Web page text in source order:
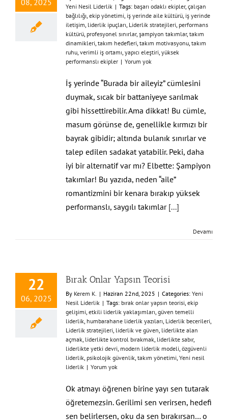
08, 2025
Yeni Nesil Liderlik | Tags: başarı odaklı ekipler, çalışan
bağlılığı, ekip yönetimi, iş yerinde aile kültürü, iş yerinde
iletişim, liderlik ipuçları, Liderlik stratejileri, performans
kültürü, profesyonel sınırlar, şampiyon takımlar, takım
dinamikleri, takım hedefleri, takım motivasyonu, takım
ruhu, verimli iş ortamı, yapıcı eleştiri, yüksek
performanslı ekipler | Yorum yok
İş yerinde “Burada bir aileyiz” cümlesini
duymak, sıcak bir battaniyeye sarılmak
gibi hissettirebilir. Ama dikkat! Bu cümle,
masum görünse de, genellikle kırmızı bir
bayrak gibidir; altında bulanık sınırlar ve
talep edilen sadakat yatabilir. Peki, daha
iyi bir alternatif var mı? Elbette: Şampiyon
takımlar! Bu yazıda, neden “aile”
romantizmini bir kenara bırakıp yüksek
performanslı, saygılı takımlar [...]
Devamı
22
06, 2025
Bırak Onlar Yapsın Teorisi
By Kerem K. | Haziran 22nd, 2025 | Categories: Yeni
Nesil Liderlik | Tags: bırak onlar yapsın teorisi, ekip
gelişimi, etkili liderlik yaklaşımları, güven temelli
liderlik, humbarahane liderlik yazıları, Liderlik becerileri,
Liderlik stratejileri, liderlik ve güven, liderlikte alan
açmak, liderlikte kontrol bırakmak, liderlikte sabır,
liderlikte yetki devri, modern liderlik modeli, özgüvenli
liderlik, psikolojik güvenlik, takım yönetimi, Yeni nesil
liderlik | Yorum yok
Ok atmayı öğrenen birine yayı sen tutarak
öğretemezsin. Gerilimi sen verirsen, hedefi
sen belirlersen, oku da sen bırakırsan… o